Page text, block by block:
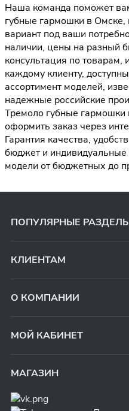
Наша команда поможет
губные гармошки в
вариант под ваши
наличии, цены на разный
консультация по
каждому клиенту,
ассортимент моделей,
надежные российские
Тремоло губные
оформить заказ через
Гарантия качества,
бюджет и
модели от бюджетных до
ПОПУЛЯРНЫЕ
КЛИЕНТАМ
О КОМПАНИИ
МОЙ КАБИНЕТ
МАГАЗИН